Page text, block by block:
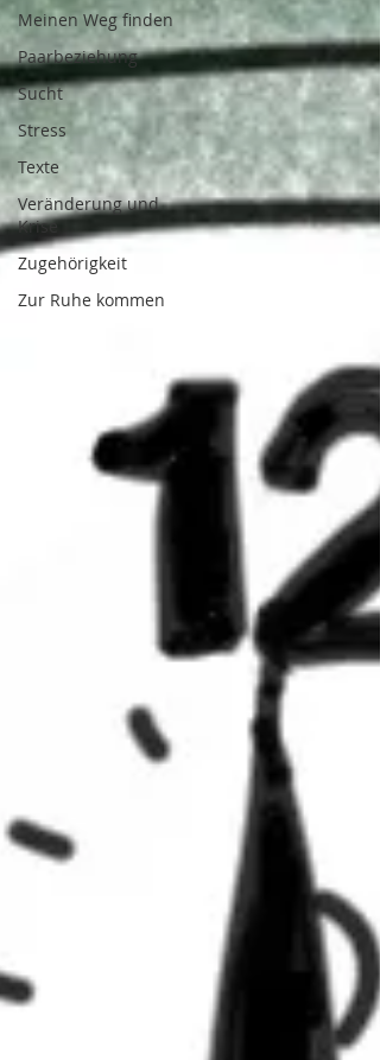
Meinen Weg finden
Paarbeziehung
Sucht
Stress
Texte
Veränderung und
Krise
Zugehörigkeit
Zur Ruhe kommen